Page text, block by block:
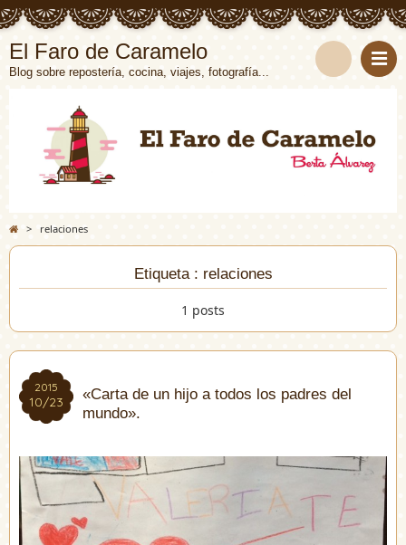
El Faro de Caramelo
Blog sobre repostería, cocina, viajes, fotografía...
> relaciones
Etiqueta : relaciones
1 posts
2015
10/23
2015
10/23
«Carta de un hijo a todos los padres del
mundo».